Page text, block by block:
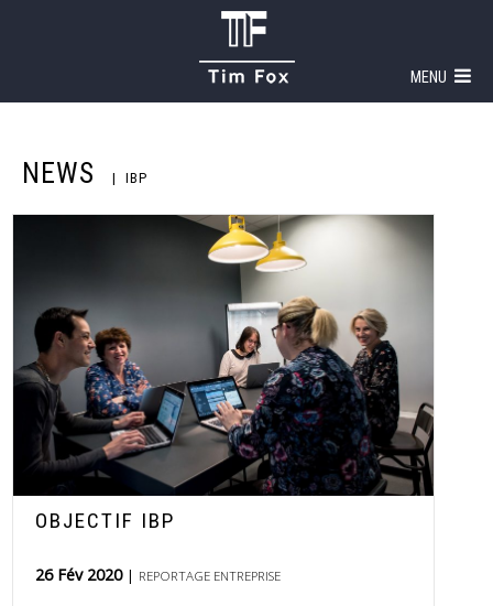
MENU
NEWS IBP
OBJECTIF IBP
26 Fév 2020 REPORTAGE ENTREPRISE